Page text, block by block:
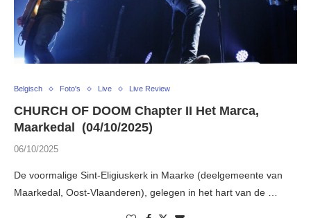
Belgisch Foto's Live Live Review
CHURCH OF DOOM Chapter II Het Marca,
Maarkedal (04/10/2025)
06/10/2025
De voormalige Sint-Eligiuskerk in Maarke (deelgemeente van
Maarkedal, Oost-Vlaanderen), gelegen in het hart van de …